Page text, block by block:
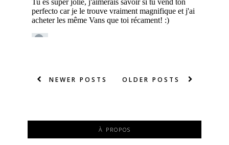
NEWER POSTS OLDER POSTS
À PROPOS